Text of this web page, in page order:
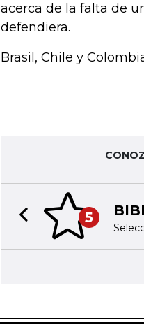
acerca de la falta de
defendiera.
Brasil, Chile y
5
Previous slide